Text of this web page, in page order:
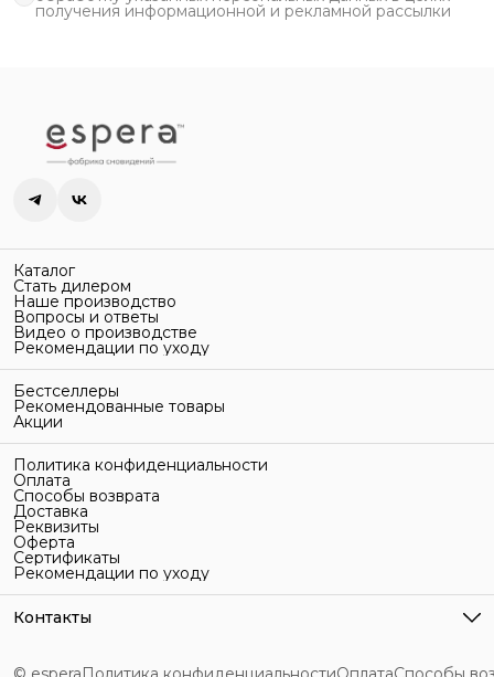
получения информационной и рекламной рассылки
Каталог
Стать дилером
Наше производство
Вопросы и ответы
Видео о производстве
Рекомендации по уходу
Бестселлеры
Рекомендованные товары
Акции
Политика конфиденциальности
Оплата
Способы возврата
Доставка
Реквизиты
Оферта
Сертификаты
Рекомендации по уходу
Контакты